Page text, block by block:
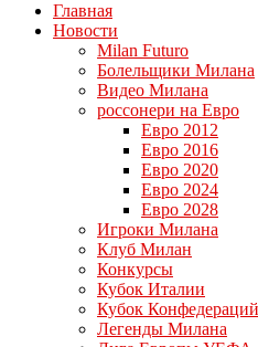
Главная
Новости
Milan Futuro
Болельщики Милана
Видео Милана
россонери на Евро
Евро 2012
Евро 2016
Евро 2020
Евро 2024
Евро 2028
Игроки Милана
Клуб Милан
Конкурсы
Кубок Италии
Кубок Конфедераций
Легенды Милана